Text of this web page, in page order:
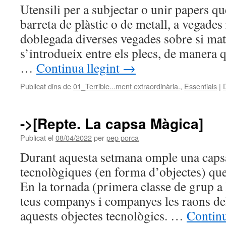
Utensili per a subjectar o unir papers
barreta de plàstic o de metall, a
doblegada diverses vegades sobre si
s’introdueix entre els plecs, de manera
… Continua llegint →
Publicat dins de01_Terrible...ment extraordinària., Essentials |
->[Repte. La capsa Màgica]
Publicat el 08/04/2022perpep porca
Durant aquesta setmana omple una
tecnològiques (en forma d’objectes)
En la tornada (primera classe de grup
teus companys i companyes les raons
aquests objectes tecnològics. …